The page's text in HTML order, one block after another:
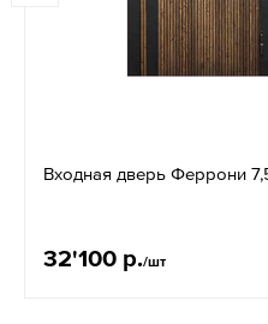
Входная дверь Феррони
32'100 р./шт